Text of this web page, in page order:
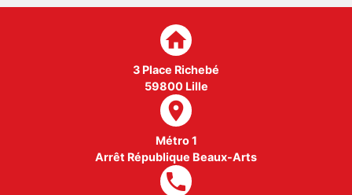
home
3 Place Richebé
59800 Lille
room
Métro 1
Arrêt République Beaux-Arts
local_phone